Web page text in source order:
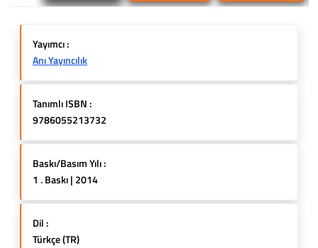
Yayımcı :
Anı Yayıncılık
Tanımlı ISBN :
9786055213732
Baskı/Basım Yılı :
1 . Baskı | 2014
Dil :
Türkçe (TR)